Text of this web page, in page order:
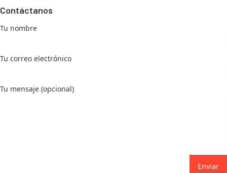
Contáctanos
Tu nombre
Tu correo electrónico
Tu mensaje (opcional)
Enviar